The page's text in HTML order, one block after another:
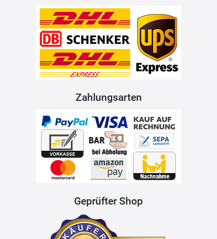
Zahlungsarten
Geprüfter Shop